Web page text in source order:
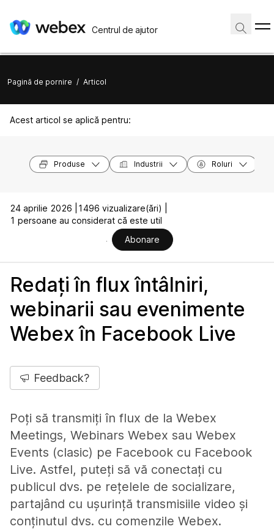
Centrul de ajutor
Pagină de pornire / Articol
Acest articol se aplică pentru:
Produse Industrii Roluri
24 aprilie 2026 |
1496 vizualizare(ări) |
1 persoane au considerat că este util
Abonare
Redați în flux întâlniri,
webinarii sau evenimente
Webex în Facebook Live
Feedback?
Poți să transmiți în flux de la Webex
Meetings, Webinars Webex sau Webex
Events (clasic) pe Facebook cu Facebook
Live. Astfel, puteți să vă conectați cu
publicul dvs. pe rețelele de socializare,
partajând cu ușurință transmisiile video și
conținutul dvs. cu comenzile Webex.